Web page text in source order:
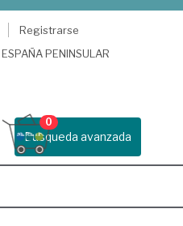
Registrarse
ESPAÑA PENINSULAR
Busqueda avanzada
0